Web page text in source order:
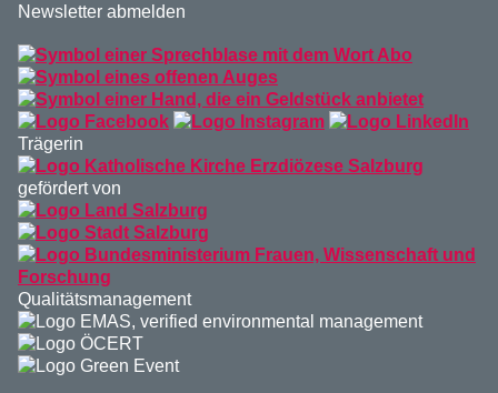
Newsletter abmelden
Trägerin
gefördert von
Qualitätsmanagement